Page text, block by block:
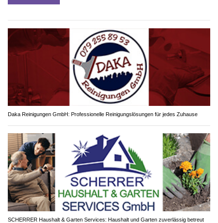
Daka Reinigungen GmbH: Professionelle Reinigungslösungen für jedes Zuhause
SCHERRER Haushalt & Garten Services: Haushalt und Garten zuverlässig betreut